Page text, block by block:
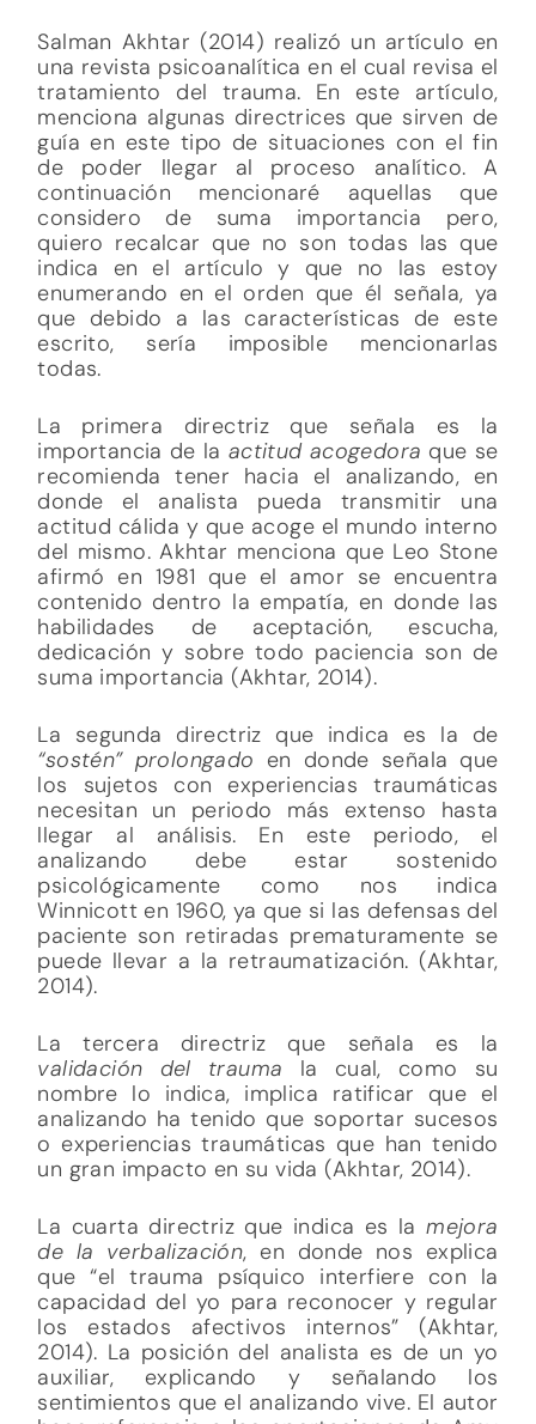
Salman Akhtar (2014) realizó un artículo en
una revista psicoanalítica en el cual revisa el
tratamiento del trauma. En este artículo,
menciona algunas directrices que sirven de
guía en este tipo de situaciones con el fin
de poder llegar al proceso analítico. A
continuación mencionaré aquellas que
considero de suma importancia pero,
quiero recalcar que no son todas las que
indica en el artículo y que no las estoy
enumerando en el orden que él señala, ya
que debido a las características de este
escrito, sería imposible mencionarlas
todas.
La primera directriz que señala es la
importancia de la actitud acogedora que se
recomienda tener hacia el analizando, en
donde el analista pueda transmitir una
actitud cálida y que acoge el mundo interno
del mismo. Akhtar menciona que Leo Stone
afirmó en 1981 que el amor se encuentra
contenido dentro la empatía, en donde las
habilidades de aceptación, escucha,
dedicación y sobre todo paciencia son de
suma importancia (Akhtar, 2014).
La segunda directriz que indica es la de
“sostén” prolongado en donde señala que
los sujetos con experiencias traumáticas
necesitan un periodo más extenso hasta
llegar al análisis. En este periodo, el
analizando debe estar sostenido
psicológicamente como nos indica
Winnicott en 1960, ya que si las defensas del
paciente son retiradas prematuramente se
puede llevar a la retraumatización. (Akhtar,
2014).
La tercera directriz que señala es la
validación del trauma la cual, como su
nombre lo indica, implica ratificar que el
analizando ha tenido que soportar sucesos
o experiencias traumáticas que han tenido
un gran impacto en su vida (Akhtar, 2014).
La cuarta directriz que indica es lamejora
de la verbalización, en donde nos explica
que “el trauma psíquico interfiere con la
capacidad del yo para reconocer y regular
los estados afectivos internos” (Akhtar,
2014). La posición del analista es de un yo
auxiliar, explicando y señalando los
sentimientos que el analizando vive. El autor